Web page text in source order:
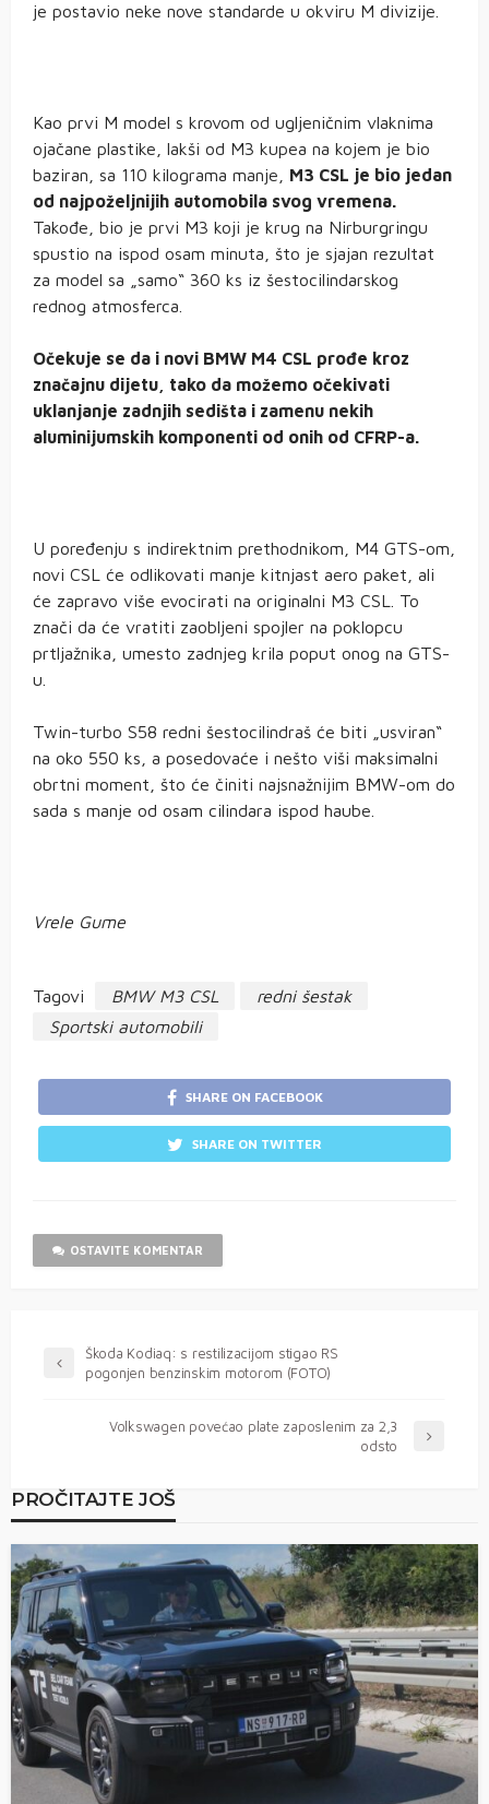
je postavio neke nove standarde u okviru M divizije.
Kao prvi M model s krovom od ugljeničnim vlaknima
ojačane plastike, lakši od M3 kupea na kojem je bio
baziran, sa 110 kilograma manje, M3 CSL je bio jedan
od najpoželjnijih automobila svog vremena.
Takođe, bio je prvi M3 koji je krug na Nirburgringu
spustio na ispod osam minuta, što je sjajan rezultat
za model sa „samo“ 360 ks iz šestocilindarskog
rednog atmosferca.
Očekuje se da i novi BMW M4 CSL prođe kroz
značajnu dijetu, tako da možemo očekivati
uklanjanje zadnjih sedišta i zamenu nekih
aluminijumskih komponenti od onih od CFRP-a.
U poređenju s indirektnim prethodnikom, M4 GTS-om,
novi CSL će odlikovati manje kitnjast aero paket, ali
će zapravo više evocirati na originalni M3 CSL. To
znači da će vratiti zaobljeni spojler na poklopcu
prtljažnika, umesto zadnjeg krila poput onog na GTS-
u.
Twin-turbo S58 redni šestocilindraš će biti „usviran“
na oko 550 ks, a posedovaće i nešto viši maksimalni
obrtni moment, što će činiti najsnažnijim BMW-om do
sada s manje od osam cilindara ispod haube.
Vrele Gume
Tagovi BMW M3 CSL
redni šestak
Sportski automobili
SHARE ON FACEBOOK
SHARE ON TWITTER
OSTAVITE KOMENTAR
Škoda Kodiaq: s restilizacijom stigao RS
pogonjen benzinskim motorom (FOTO)
Volkswagen povećao plate zaposlenim za 2,3
odsto
PROČITAJTE JOŠ